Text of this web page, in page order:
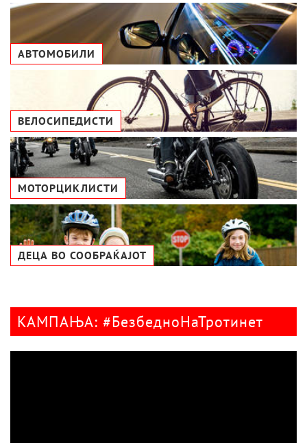
АВТОМОБИЛИ
ВЕЛОСИПЕДИСТИ
МОТОРЦИКЛИСТИ
ДЕЦА ВО СООБРАЌАЈОТ
КАМПАЊА: #БезбедноНаТротинет